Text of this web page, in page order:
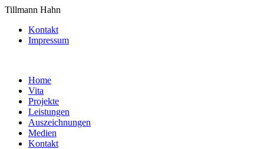
Tillmann Hahn
Kontakt
Impressum
Home
Vita
Projekte
Leistungen
Auszeichnungen
Medien
Kontakt